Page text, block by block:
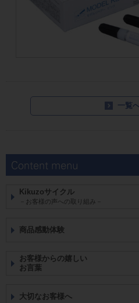
一覧
Kikuzoサイクル
－お客様の声への取り組み－
商品感動体験
お客様からの嬉しい
お言葉
大切なお客様へ